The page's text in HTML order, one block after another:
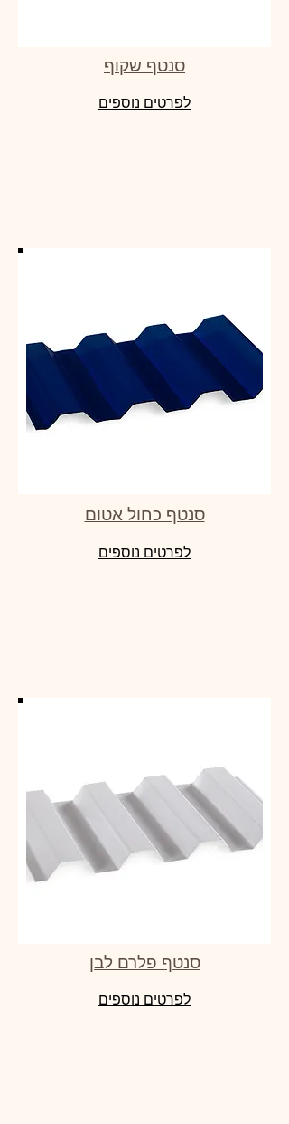
סנטף שקוף
לפרטים נוספים
סנטף כחול אטום
לפרטים נוספים
סנטף פלרם לבן
לפרטים נוספים